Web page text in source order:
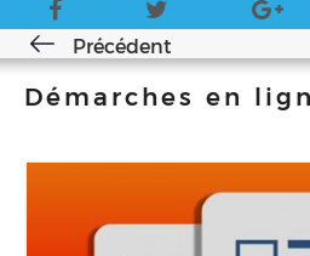
Précédent
Démarches en